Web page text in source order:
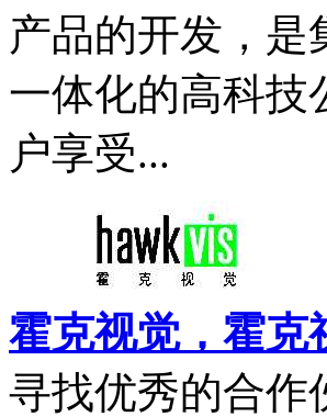
产品的开发，是
一体化的高科技
户享受...
霍克视觉，霍克
寻找优秀的合作